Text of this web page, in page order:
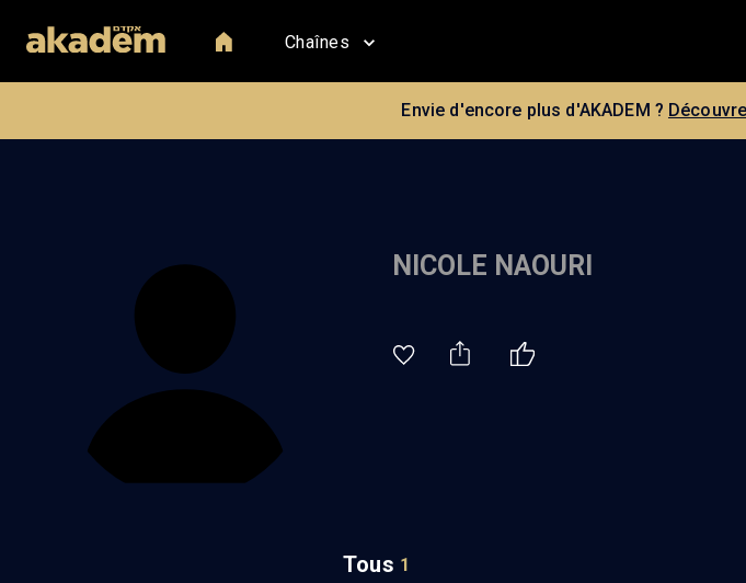
Chaînes
Envie d'encore plus d'AKADEM ?
NICOLE NAOURI
Tous 1